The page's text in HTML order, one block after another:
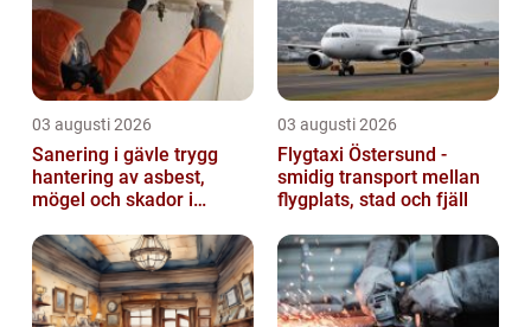
03 augusti 2026
Sanering i gävle trygg
hantering av asbest,
mögel och skador i
03 augusti 2026
Flygtaxi Östersund -
smidig transport mellan
flygplats, stad och fjäll